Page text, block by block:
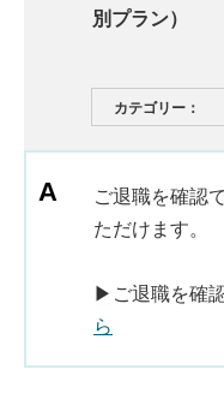
別プラン）
カテゴリー：
ご退職を確認
ただけます。
▶ご退職を確
ら